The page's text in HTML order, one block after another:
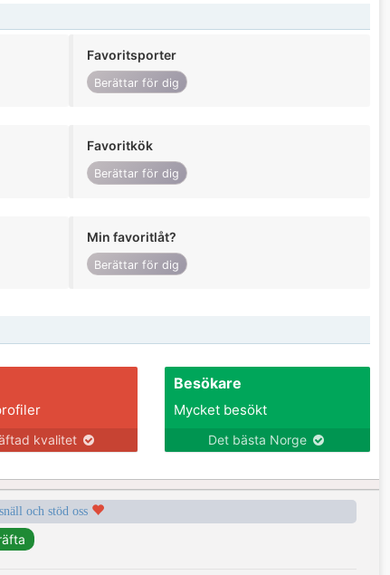
Favoritsporter
Berättar för dig
Favoritkök
Berättar för dig
Min favoritlåt?
Berättar för dig
kvalitet
Besökare
Mycket besökt
Det bästa Norge
och stöd oss